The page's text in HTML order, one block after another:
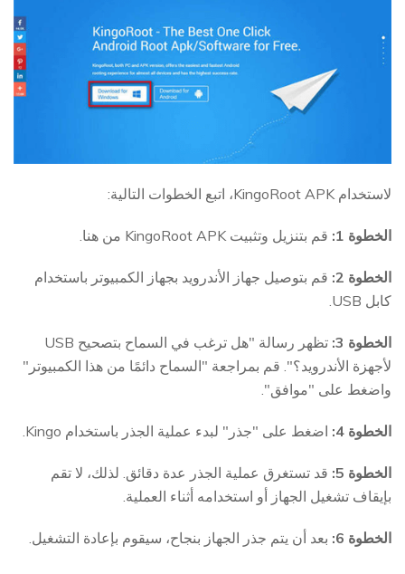
لاستخدام KingoRoot APK، اتبع الخطوات التالية:
الخطوة 1: قم بتنزيل وتثبيت KingoRoot APK من هنا.
الخطوة 2:
قم بتوصيل جهاز الأندرويد بجهاز الكمبيوتر باستخدام
كابل USB.
الخطوة 3:
تظهر رسالة "هل ترغب في السماح بتصحيح USB
لأجهزة الأندرويد؟". قم بمراجعة "السماح دائمًا من هذا الكمبيوتر"
واضغط على "موافق".
الخطوة 4: اضغط على "جذر" لبدء عملية الجذر باستخدام Kingo.
الخطوة 5:
قد تستغرق عملية الجذر عدة دقائق. لذلك، لا تقم
بإيقاف تشغيل الجهاز أو استخدامه أثناء العملية.
الخطوة 6: بعد أن يتم جذر الجهاز بنجاح، سيقوم بإعادة التشغيل.